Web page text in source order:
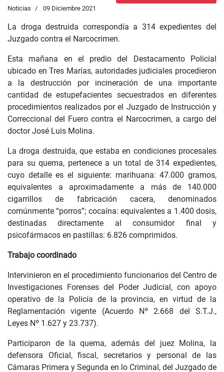
Noticias 09 Diciembre 2021
La droga destruida correspondía a 314 expedientes del
Juzgado contra el Narcocrimen.
Esta mañana en el predio del Destacamento Policial
ubicado en Tres Marías, autoridades judiciales procedieron
a la destrucción por incineración de una importante
cantidad de estupefacientes secuestrados en diferentes
procedimientos realizados por el Juzgado de Instrucción y
Correccional del Fuero contra el Narcocrimen, a cargo del
doctor José Luis Molina.
La droga destruida, que estaba en condiciones procesales
para su quema, pertenece a un total de 314 expedientes,
cuyo detalle es el siguiente: marihuana: 47.000 gramos,
equivalentes a aproximadamente a más de 140.000
cigarrillos de fabricación cacera, denominados
comúnmente “porros”; cocaína: equivalentes a 1.400 dosis,
destinadas directamente al consumidor final y
psicofármacos en pastillas: 6.826 comprimidos.
Trabajo coordinado
Intervinieron en el procedimiento funcionarios del Centro de
Investigaciones Forenses del Poder Judicial, con apoyo
operativo de la Policía de la provincia, en virtud de la
Reglamentación vigente (Acuerdo Nº 2.668 del S.T.J.,
Leyes Nº 1.627 y 23.737).
Participaron de la quema, además del juez Molina, la
defensora Oficial, fiscal, secretarios y personal de las
Cámaras Primera y Segunda en lo Criminal, del Juzgado de